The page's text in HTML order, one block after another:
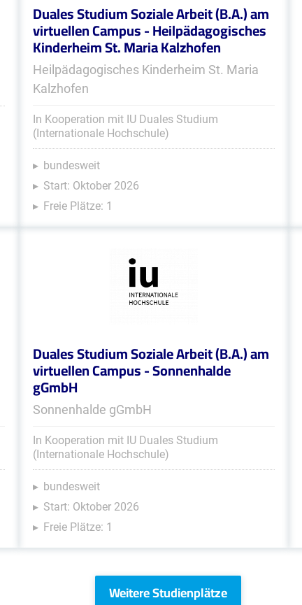
Duales Studium Soziale Arbeit (B.A.) am
virtuellen Campus - Heilpädagogisches
Kinderheim St. Maria Kalzhofen
Heilpädagogisches Kinderheim St. Maria
Kalzhofen
In Kooperation mit IU Duales Studium
(Internationale Hochschule)
bundesweit
Start: Oktober 2026
Freie Plätze: 1
Duales Studium Soziale Arbeit (B.A.) am
virtuellen Campus - Sonnenhalde
gGmbH
Sonnenhalde gGmbH
In Kooperation mit IU Duales Studium
(Internationale Hochschule)
bundesweit
Start: Oktober 2026
Freie Plätze: 1
Weitere Studienplätze